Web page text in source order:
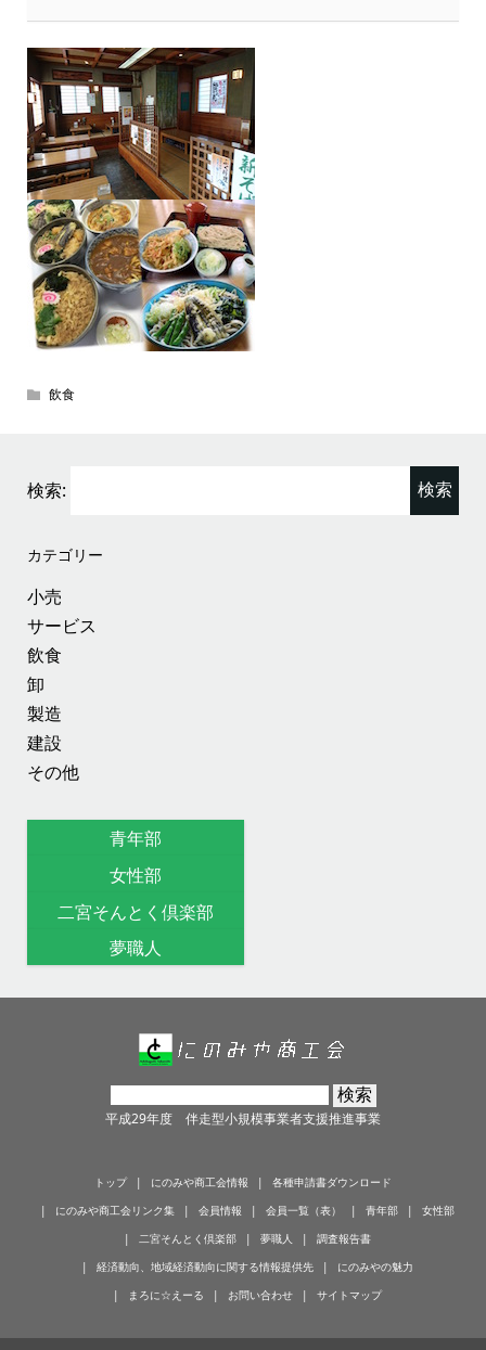
飲食
検索:
カテゴリー
小売
サービス
飲食
卸
製造
建設
その他
青年部
女性部
二宮そんとく倶楽部
夢職人
平成29年度 伴走型小規模事業者支援推進事業
トップ にのみや商工会情報
各種申請書ダウンロード
にのみや商工会リンク集
会員情報 会員一覧（表） 青年部
女性部
二宮そんとく倶楽部
夢職人
調査報告書
経済動向、地域経済動向に関する情報提供先
にのみやの魅力
まろに☆えーる
お問い合わせ サイトマップ